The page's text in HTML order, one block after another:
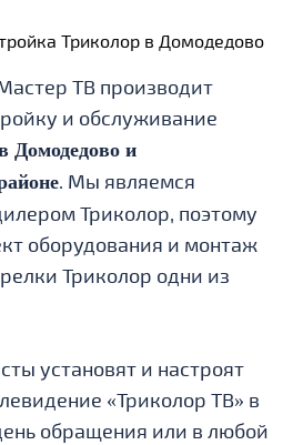
ТВ производит
и обслуживание
Домодедово и
. Мы являемся
Триколор, поэтому
оборудования и монтаж
Триколор одни из
установят и настроят
«Триколор ТВ» в
обращения или в любой